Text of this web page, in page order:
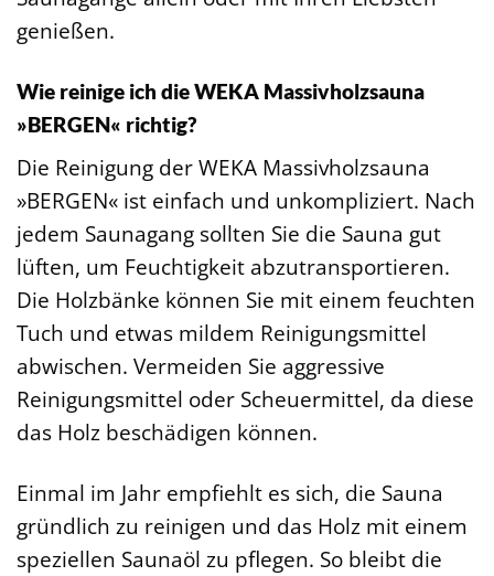
genießen.
Wie reinige ich die WEKA Massivholzsauna
»BERGEN« richtig?
Die Reinigung der WEKA Massivholzsauna
»BERGEN« ist einfach und unkompliziert. Nach
jedem Saunagang sollten Sie die Sauna gut
lüften, um Feuchtigkeit abzutransportieren.
Die Holzbänke können Sie mit einem feuchten
Tuch und etwas mildem Reinigungsmittel
abwischen. Vermeiden Sie aggressive
Reinigungsmittel oder Scheuermittel, da diese
das Holz beschädigen können.
Einmal im Jahr empfiehlt es sich, die Sauna
gründlich zu reinigen und das Holz mit einem
speziellen Saunaöl zu pflegen. So bleibt die